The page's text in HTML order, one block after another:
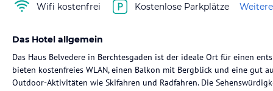
Wifi kostenfrei Kostenlose Parkplätze
Das Hotel allgemein
Das Haus Belvedere in Berchtesgaden ist der ideale Ort für einen
bieten kostenfreies WLAN, einen Balkon mit Bergblick und eine gut
Outdoor-Aktivitäten wie Skifahren und Radfahren. Die